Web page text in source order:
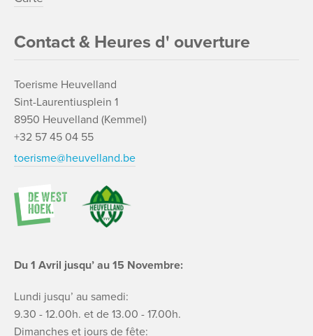
Contact & Heures d' ouverture
Toerisme Heuvelland
Sint-Laurentiusplein 1
8950 Heuvelland (Kemmel)
+32 57 45 04 55
toerisme@heuvelland.be
Du 1 Avril jusqu’ au 15 Novembre:
Lundi jusqu’ au samedi:
9.30 - 12.00h. et de 13.00 - 17.00h.
Dimanches et jours de fête: